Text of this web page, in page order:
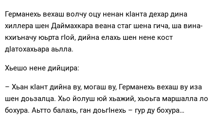
Германехь вехаш волчу оцу ненан кIанта дехар дина
хиллера шен Даймахкара веана стаг шена гича, ша вина-
кхиъначу юьрта гIой, дийна елахь шен нене кост
дIатохахьара аьлла.
Хьешо нене дийцира:
– Хьан кIант дийна ву, могаш ву, Германехь вехаш ву иза
шен доьзалца. Хьо йолуш юй хьажий, хьоьга маршалла ло
бохура. Аьтто балахь, ган доьгIнехь – гур ду бохура…